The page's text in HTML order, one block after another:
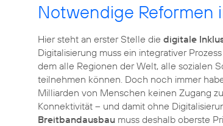
Notwendige Reformen
Hier steht an erster Stelle die digitale
Digitalisierung muss ein integrativer
dem alle Regionen der Welt, alle sozialen
teilnehmen können. Doch noch immer
Milliarden von Menschen keinen Zugang zu
Konnektivität – und damit ohne
Breitbandausbau muss deshalb oberste